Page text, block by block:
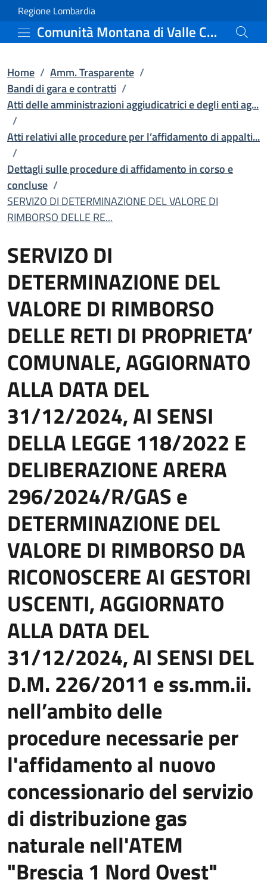
Vai al contenuto principale
SERVIZO DI
Regione Lombardia
Comunità Montana di Valle Camonica
Home / Amm. Trasparente /
Bandi di gara e contratti /
Atti delle amministrazioni aggiudicatrici e degli enti ag...
/
Atti relativi alle procedure per l’affidamento di appalti...
/
Dettagli sulle procedure di affidamento in corso e
concluse /
SERVIZO DI DETERMINAZIONE DEL VALORE DI
RIMBORSO DELLE RE...
SERVIZO DI
DETERMINAZIONE DEL
VALORE DI RIMBORSO
DELLE RETI DI PROPRIETA’
COMUNALE, AGGIORNATO
ALLA DATA DEL
31/12/2024, AI SENSI
DELLA LEGGE 118/2022 E
DELIBERAZIONE ARERA
296/2024/R/GAS e
DETERMINAZIONE DEL
VALORE DI RIMBORSO DA
RICONOSCERE AI GESTORI
USCENTI, AGGIORNATO
ALLA DATA DEL
31/12/2024, AI SENSI DEL
D.M. 226/2011 e ss.mm.ii.
nell’ambito delle
procedure necessarie per
l'affidamento al nuovo
concessionario del servizio
di distribuzione gas
naturale nell'ATEM
"Brescia 1 Nord Ovest"